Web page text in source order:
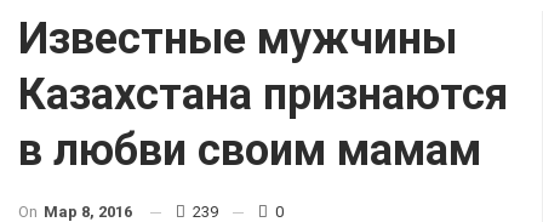
Известные мужчины
Казахстана признаются
в любви своим мамам
On Мар 8, 2016 239 0